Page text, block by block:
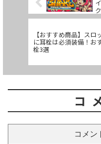
【おすすめ商品】スロ
に耳栓は必須装備！お
栓3選
コ
コメン